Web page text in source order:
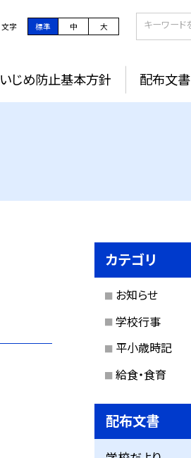
文字 標準 中 大
いじめ防止基本方針 配布文書
カテゴリ
お知らせ
学校行事
平小歳時記
給食・食育
配布文書